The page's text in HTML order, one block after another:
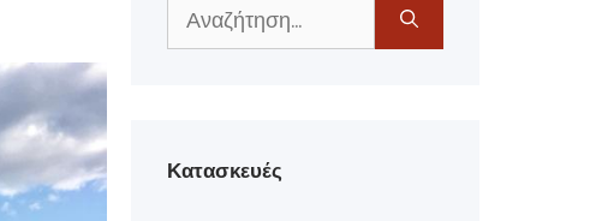
για:
Κατασκευές